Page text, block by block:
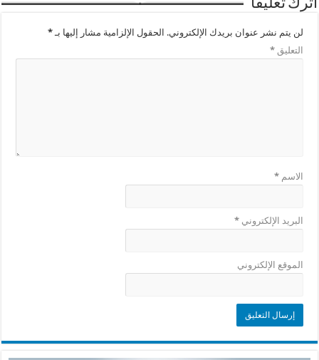
اترك تعليقاً
لن يتم نشر عنوان بريدك الإلكتروني. الحقول الإلزامية مشار إليها بـ*
التعليق*
الاسم*
البريد الإلكتروني*
الموقع الإلكتروني